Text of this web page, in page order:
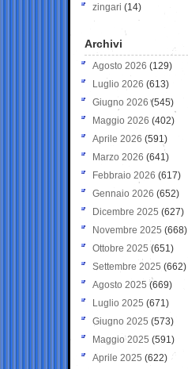
zingari (14)
Archivi
Agosto 2026 (129)
Luglio 2026 (613)
Giugno 2026 (545)
Maggio 2026 (402)
Aprile 2026 (591)
Marzo 2026 (641)
Febbraio 2026 (617)
Gennaio 2026 (652)
Dicembre 2025 (627)
Novembre 2025 (668)
Ottobre 2025 (651)
Settembre 2025 (662)
Agosto 2025 (669)
Luglio 2025 (671)
Giugno 2025 (573)
Maggio 2025 (591)
Aprile 2025 (622)